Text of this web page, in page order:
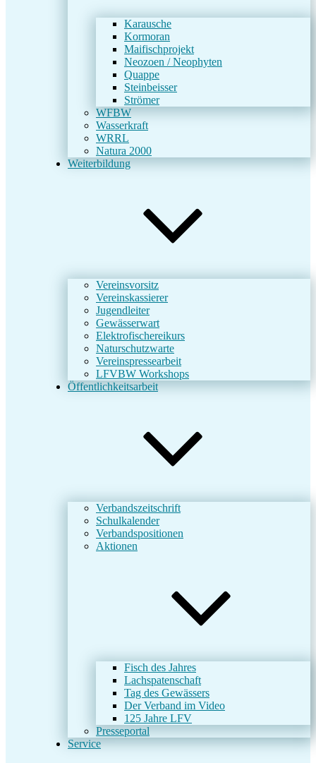
Karausche
Kormoran
Maifischprojekt
Neozoen / Neophyten
Quappe
Steinbeisser
Strömer
WFBW
Wasserkraft
WRRL
Natura 2000
Weiterbildung
Vereinsvorsitz
Vereinskassierer
Jugendleiter
Gewässerwart
Elektrofischereikurs
Naturschutzwarte
Vereinspressearbeit
LFVBW Workshops
Öffentlichkeitsarbeit
Verbandszeitschrift
Schulkalender
Verbandspositionen
Aktionen
Fisch des Jahres
Lachspatenschaft
Tag des Gewässers
Der Verband im Video
125 Jahre LFV
Presseportal
Service